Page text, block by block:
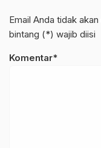
Email Anda tidak
bintang (*) wajib diisi
Komentar*